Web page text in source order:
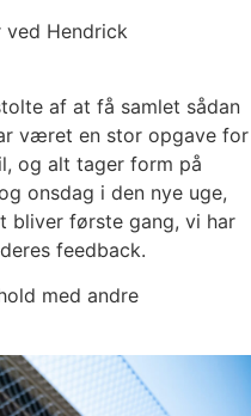
ved Hendrick
af at få samlet sådan
været en stor opgave for
og alt tager form på
onsdag i den nye uge,
bliver første gang, vi har
feedback.
med andre